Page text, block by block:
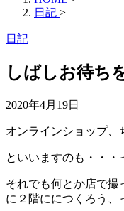
日記 >
日記
しばしお待ち
2020年4月19日
オンラインショップ、
といいますのも・・・
それでも何とか店で
に２階ににつくろう、